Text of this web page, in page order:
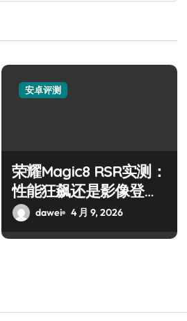
安卓评测
荣耀Magic8 RSR实测：
性能狂飙还是影像登
顶？dawei 4 月 9, 2026